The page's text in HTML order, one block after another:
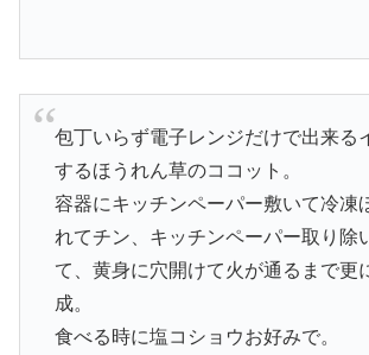
包丁いらず電子レンジだけで出来る
するほうれん草のココット。
容器にキッチンペーパー敷いて冷凍
れてチン、キッチンペーパー取り除
て、黄身に穴開けて火が通るまで更
成。
食べる時に塩コショウお好みで。